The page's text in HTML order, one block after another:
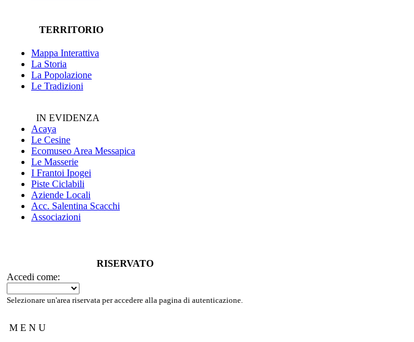
TERRITORIO
Mappa Interattiva
La Storia
La Popolazione
Le Tradizioni
IN EVIDENZA
Acaya
Le Cesine
Ecomuseo Area Messapica
Le Masserie
I Frantoi Ipogei
Piste Ciclabili
Aziende Locali
Acc. Salentina Scacchi
Associazioni
RISERVATO
Accedi come:
Selezionare un'area riservata per accedere alla pagina di autenticazione.
M E N U